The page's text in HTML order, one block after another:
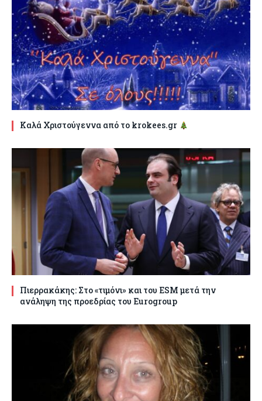
Καλά Χριστούγεννα από το krokees.gr
Πιερρακάκης: Στο «τιμόνι» και του ESM μετά την
ανάληψη της προεδρίας του Eurogroup